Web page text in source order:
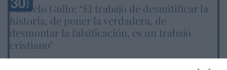
Marcelo Gullo: “El trabajo de desmitificar la
historia, de poner la verdadera, de
desmontar la falsificación, es un trabajo
cristiano"
por Hispanidad